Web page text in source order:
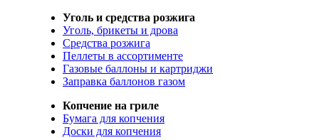
Уголь и средства розжига
Уголь, брикеты и дрова
Средства розжига
Пеллеты в ассортименте
Газовые баллоны и картриджи
Заправка баллонов газом
Копчение на гриле
Бумага для копчения
Доски для копчения